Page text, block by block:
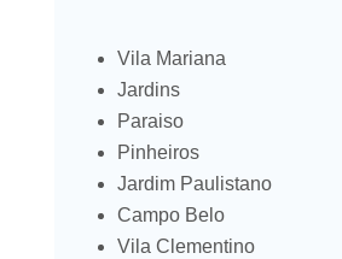
Vila Mariana
Jardins
Paraiso
Pinheiros
Jardim Paulistano
Campo Belo
Vila Clementino